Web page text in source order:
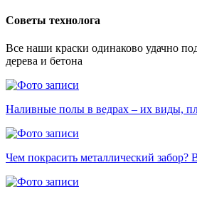
Советы технолога
Все наши краски одинаково удачно
дерева и бетона
Наливные полы в ведрах – их виды,
Чем покрасить металлический забор?